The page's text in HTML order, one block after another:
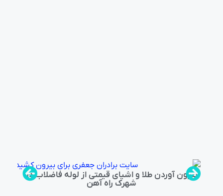
بیرون آوردن طلا و اشیای قیمتی از لوله فاضلاب در
شهرک راه‌ آهن